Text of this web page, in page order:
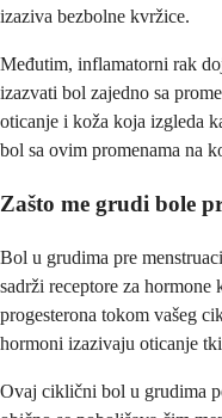
izaziva bezbolne kvržice.
Međutim, inflamatorni rak
izazvati bol zajedno sa
oticanje i koža koja izgleda
bol sa ovim promenama na
Zašto me grudi bole
Bol u grudima pre
sadrži receptore za hormone
progesterona tokom vašeg
hormoni izazivaju oticanje
Ovaj ciklični bol u grudima